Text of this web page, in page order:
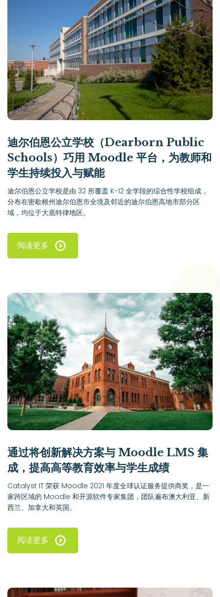
迪尔伯恩公立学校（Dearborn Public
Schools）巧用 Moodle 平台，为教师和
学生持续投入与赋能
迪尔伯恩公立学校是由 32 所覆盖 K-12 全学段的综合性学校组成，
分布在密歇根州迪尔伯恩市全境及邻近的迪尔伯恩高地市部分区
域，均位于大底特律地区。
阅读更多
通过将创新解决方案与 Moodle LMS 集
成，提高高等教育效率与学生成绩
Catalyst IT 荣获 Moodle 2021 年度全球认证服务提供商奖，是一
家跨区域的 Moodle 和开源软件专家集团，团队遍布澳大利亚、新
西兰、加拿大和英国。
阅读更多